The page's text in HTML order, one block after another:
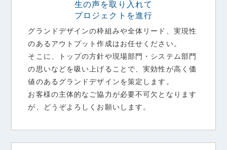
生の声を取り入れて
プロジェクトを進行
グランドデザインの枠組みや全体リード、実現性
のあるアウトプット作成はお任せください。
そこに、トップの方針や現場部門・システム部門
の思いなどを吸い上げることで、実効性が高く価
値のあるグランドデザインを策定します。
お客様の主体的なご協力が必要不可欠となります
が、どうぞよろしくお願いします。